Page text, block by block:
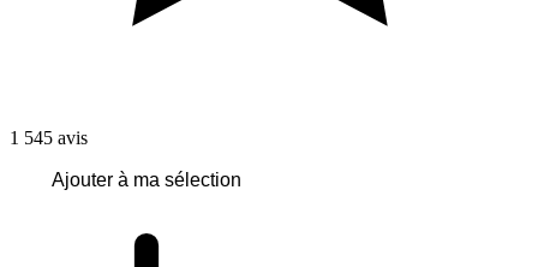
1 545 avis
Ajouter à ma sélection